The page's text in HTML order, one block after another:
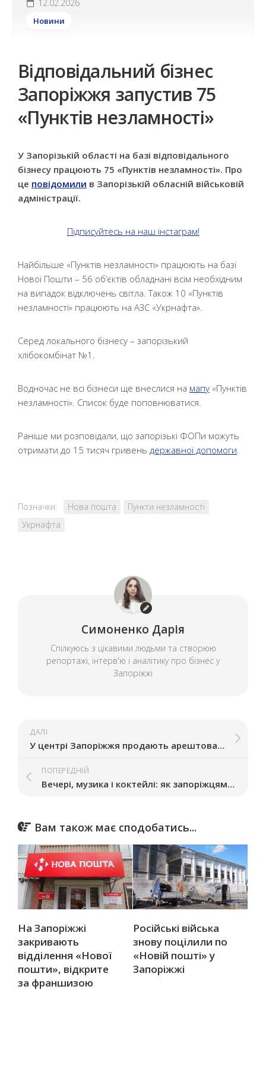
12.02.2026
Новини
Відповідальний бізнес
Запоріжжя запустив 75
«Пунктів незламності»
У Запорізькій області на базі відповідального
бізнесу працюють 75 «Пунктів незламності». Про
це повідомили в Запорізькій обласній військовій
адміністрації.
Підписуйтесь на наш інстаграм!
Найбільше «Пунктів незламності» працюють на базі
Нової Пошти – 56 об’єктів обладнані всім необхідним
на випадок відключень світла. Також 10 «Пунктів
незламності» працюють на АЗС «Укрнафта».
Серед локального бізнесу – запорізький
хлібокомбінат №1.
Водночас не всі бізнеси ще внеслися на мапу «Пунктів
незламності». Список буде поповнюватися.
Раніше ми розповідали, що запорізькі ФОПи можуть
отримати до 15 тисяч гривень державної допомоги.
Позначки: Нова пошта
Пункти незламності
Укрнафта
Симоненко Дарія
Спілкуюсь з цікавими людьми та створюю
репортажі, інтерв'ю і аналітику про бізнес у
Запоріжжі
ДАЛІ
У центрі Запоріжжя продають арештований готель за 19 млн грн
ПОПЕРЕДНІЙ
Вечері, музика і коктейлі: як запоріжцям провести 14 лютого
Вам також має сподобатись...
На Запоріжжі
закривають
відділення «Нової
пошти», відкрите
за франшизою
Російські війська
знову поцілили по
«Новій пошті» у
Запоріжжі